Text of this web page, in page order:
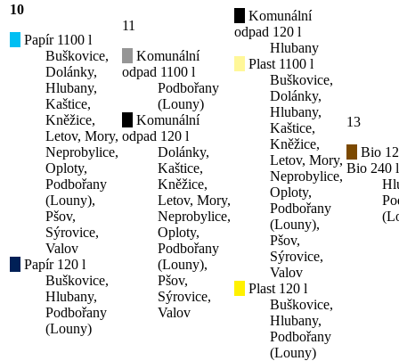
10
Papír 1100 l
Buškovice,
Dolánky,
Hlubany,
Kaštice,
Kněžice,
Letov, Mory,
Neprobylice,
Oploty,
Podbořany
(Louny),
Pšov,
Sýrovice,
Valov
Papír 120 l
Buškovice,
Hlubany,
Podbořany
(Louny)
11
Komunální
odpad 1100 l
Podbořany
(Louny)
Komunální
odpad 120 l
Dolánky,
Kaštice,
Kněžice,
Letov, Mory,
Neprobylice,
Oploty,
Podbořany
(Louny),
Pšov,
Sýrovice,
Valov
Komunální
odpad 120 l
Hlubany
Plast 1100 l
Buškovice,
Dolánky,
Hlubany,
Kaštice,
Kněžice,
Letov, Mory,
Neprobylice,
Oploty,
Podbořany
(Louny),
Pšov,
Sýrovice,
Valov
Plast 120 l
Buškovice,
Hlubany,
Podbořany
(Louny)
13
Bio
Bio 240 l